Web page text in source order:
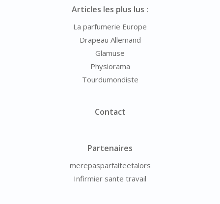
Articles les plus lus :
La parfumerie Europe
Drapeau Allemand
Glamuse
Physiorama
Tourdumondiste
Contact
Partenaires
merepasparfaiteetalors
Infirmier sante travail